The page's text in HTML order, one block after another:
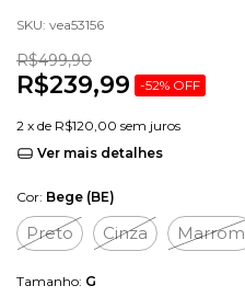
SKU: vea53156
R$499,90
R$239,99 -52% OFF
2 x de R$120,00 sem juros
Ver mais detalhes
Cor: Bege (BE)
Preto Cinza Marrom
Tamanho: G